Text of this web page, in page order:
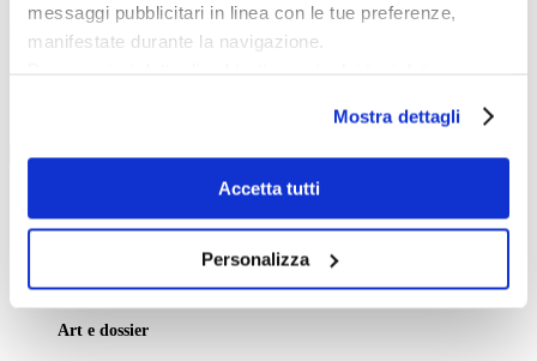
messaggi pubblicitari in linea con le tue preferenze,
manifestate durante la navigazione.
scelte privacy sui cookie, ti invitiamo a prendere visione
dell’informativa cookie.
Chiudendo il banner tramite la “X” prosegui la
navigazione senza alcuna profilazione e con installazione
il tuo consenso alla profilazione che potrai revocare in
Mostra dettagli
Accetta tutti
Personalizza
marzo
Pubblicità
Contatti
Art e dossier